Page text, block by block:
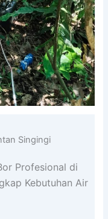
Singingi
Profesional di
Kebutuhan Air